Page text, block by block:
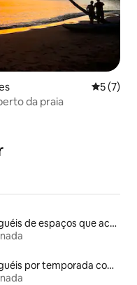
5 de
5 (7)
da praia
Aluguéis de espaços que aceitam animais de estimação
Aluguéis por temporada com acesso à praia